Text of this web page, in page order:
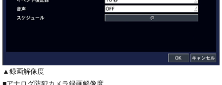
▲録画解像度